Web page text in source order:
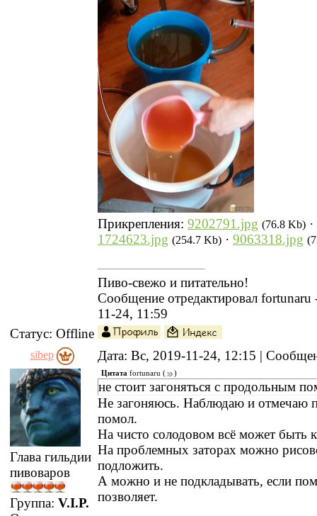
Прикрепления: 9202791.jpg (76.8 Kb) ·
1724623.jpg (254.7 Kb) · 9063318.jpg
Пиво-свежо и питательно!
Сообщение отредактировал fortunaru
11-24, 11:59
Статус: Offline
sibep Дата: Вс, 2019-11-24, 12:15 |
Глава гильдии
пивоваров
Группа: V.I.P.
Цитата fortunaru ( )
не стоит загоняться с продольным
Не загоняюсь. Наблюдаю и отмечаю
помол.
На чисто солодовом всё может быть
На проблемных заторах можно
подложить.
А можно и не подкладывать, если
позволяет.